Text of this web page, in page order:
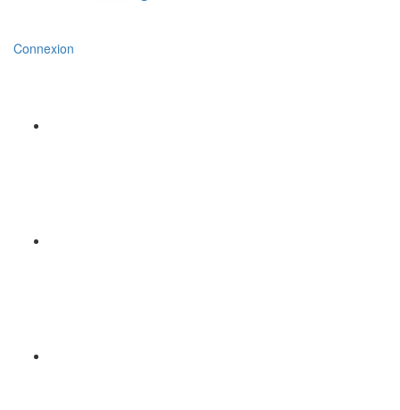
Connexion